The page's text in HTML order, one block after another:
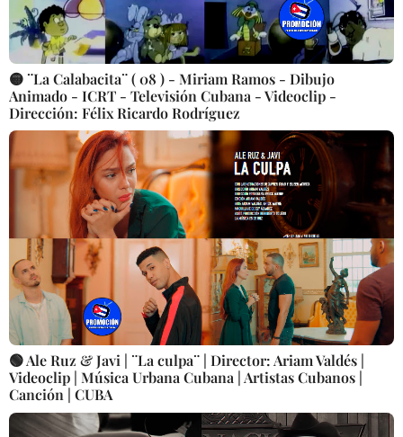
🟡 ¨La Calabacita¨ ( 08 ) - Miriam Ramos - Dibujo
Animado - ICRT - Televisión Cubana - Videoclip -
Dirección: Félix Ricardo Rodríguez
🟢 Ale Ruz & Javi | ¨La culpa¨ | Director: Ariam Valdés |
Videoclip | Música Urbana Cubana | Artistas Cubanos |
Canción | CUBA